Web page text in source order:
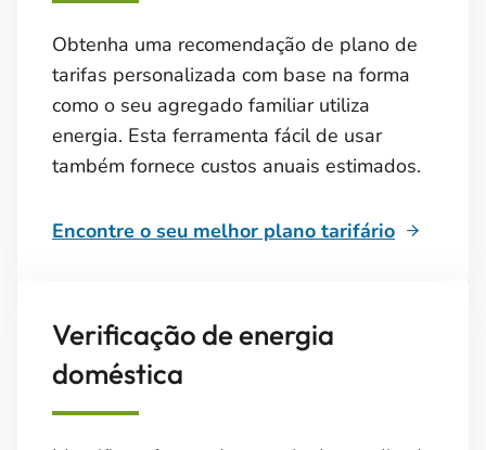
Obtenha uma recomendação de plano de
tarifas personalizada com base na forma
como o seu agregado familiar utiliza
energia. Esta ferramenta fácil de usar
também fornece custos anuais estimados.
Encontre o seu melhor plano tarifário
Verificação de energia
doméstica